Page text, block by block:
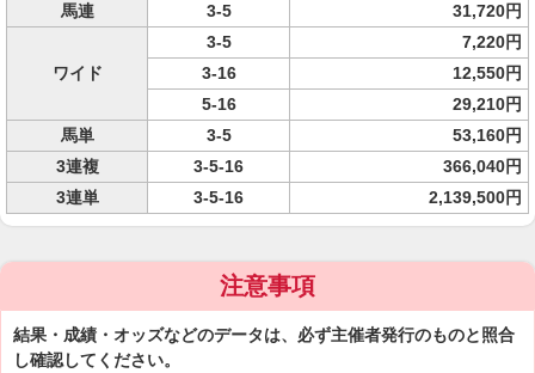
馬連
3-5 31,720円
ワイド
3-5
7,220円
3-16
12,550円
5-16
29,210円
馬単
3-5
53,160円
3連複
3-5-16
366,040円
3連単
3-5-16 2,139,500円
注意事項
結果・成績・オッズなどのデータは、必ず主催者発行のものと照合
し確認してください。